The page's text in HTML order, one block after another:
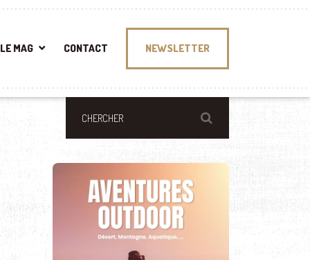
LE MAG CONTACT NEWSLETTER